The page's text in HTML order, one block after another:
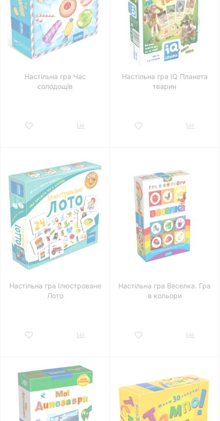
Настільна гра Час
солодощів
Настільна гра IQ Планета
тварин
Настільна гра Ілюстроване
Лото
Настільна гра Веселка. Гра
в кольори